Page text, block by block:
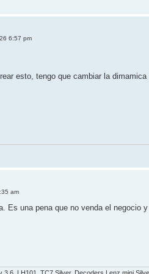
6:57 pm
esto, tengo que cambiar la dimamica
am
Es una pena que no venda el negocio